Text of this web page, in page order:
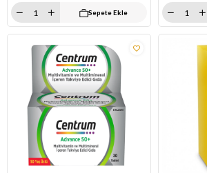
Sepete Ekle